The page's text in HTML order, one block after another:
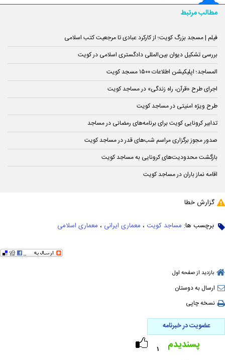
مطالب مرتبط
فیلم | مسجد بزرگ کویت؛ از کارکرد عبادی تا مرجعیت کتب اسلامی
بررسی تشکیل دیوان بین‌المللی دادگستری اسلامی‌ در کویت
المساجد؛ اپلیکیشن اطلاعات ۱۵۰۰ مسجد کویت
اجرای طرح «قرآن، راه زندگی» در مساجد کویت
طرح ویژه امنیتی در مساجد کویت
تدابیر کرونایی کویت برای برنامه‌های رمضانی در مساجد
صدور مجوز برگزاری مراسم شب‌های قدر در مساجد کویت
بازگشت محدودیت‌های کرونایی به مساجد کویت
اقامه نماز باران در مساجد کویت
گزارش خطا
برچسب ها: مساجد کویت ، معماری ایرانی ، معماری اسلامی
بازدید از صفحه اول
ارسال به دوستان
نسخه چاپی
عضویت در خبرنامه
۱ پسندیدم